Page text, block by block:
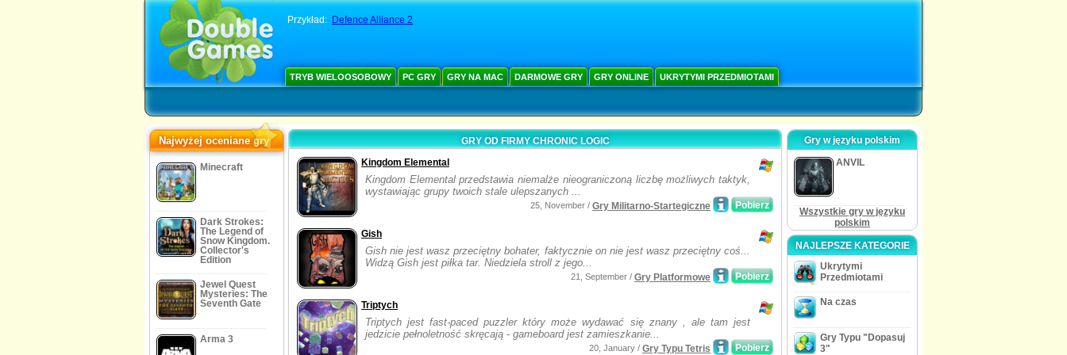
Przykład: Defence Alliance 2
TRYB WIELOOSOBOWY PC GRY GRY NA MAC DARMOWE GRY GRY ONLINE UKRYTYMI PRZEDMIOTAMI
Najwyżej oceniane gry
Minecraft
Dark Strokes:
The Legend of
Snow Kingdom.
Collector's
Edition
Jewel Quest
Mysteries: The
Seventh Gate
Arma 3
GRY OD FIRMY CHRONIC LOGIC
Kingdom Elemental
Kingdom Elemental przedstawia niemalże nieograniczoną liczbę możliwych taktyk,
wystawiając grupy twoich stale ulepszanych ...
Pobierz
25, November / Gry Militarno-Startegiczne
Gish
Gish nie jest wasz przeciętny bohater, faktycznie on nie jest wasz przeciętny coś...
Widzą Gish jest piłka tar. Niedziela stroll z jego...
Pobierz
21, September / Gry Platformowe
Triptych
Triptych jest fast-paced puzzler który może wydawać się znany , ale tam jest
jedzicie pełnoletność skręcają - gameboard jest zamieszkanie...
Pobierz
20, January / Gry Typu Tetris
Gry w języku polskim
ANVIL
Wszystkie gry w języku
polskim
NAJLEPSZE KATEGORIE
Ukrytymi
Przedmiotami
Na czas
Gry Typu "Dopasuj
3"